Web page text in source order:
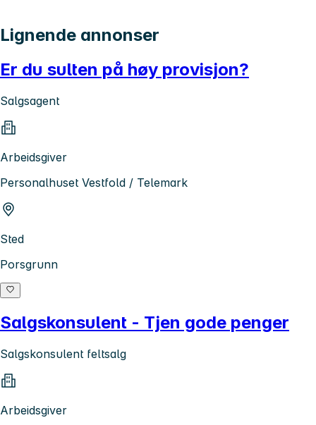
Lignende annonser
Er du sulten på høy provisjon?
Salgsagent
Arbeidsgiver
Personalhuset Vestfold / Telemark
Sted
Porsgrunn
Salgskonsulent - Tjen gode penger
Salgskonsulent feltsalg
Arbeidsgiver